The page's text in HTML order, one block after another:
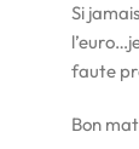
Si
faute
Bon